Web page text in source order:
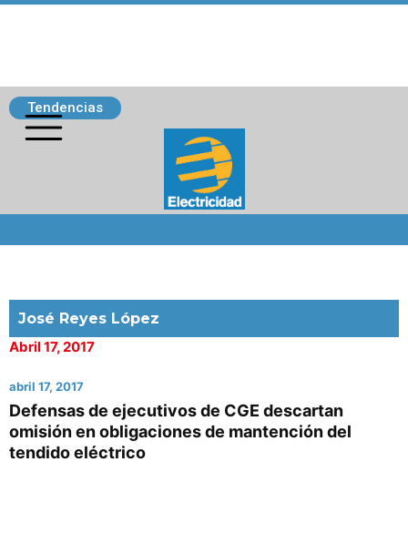
Tendencias
José Reyes López
Abril 17, 2017
abril 17, 2017
Defensas de ejecutivos de CGE descartan
omisión en obligaciones de mantención del
tendido eléctrico